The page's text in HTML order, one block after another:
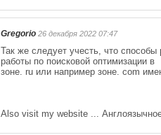
Gregorio 26 декабря 2022 07:47
Так же следует учесть, что способы
работы по поисковой оптимизации в
зоне. ru или например зоне. com
Also visit my website ...